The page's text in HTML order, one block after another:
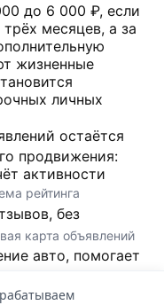
до 6 000 ₽, если
месяцев, а за
жизненные
личных
остаётся
продвижения:
активности
рейтинга
без
карта объявлений
авто, помогает